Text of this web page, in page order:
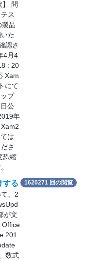
問
ス
品
た
認さ
4月4
: 20
Xam
にて
プ
公
年
は
さ
恐縮
する
、2
が文
201
数式
1620271 回の閲覧